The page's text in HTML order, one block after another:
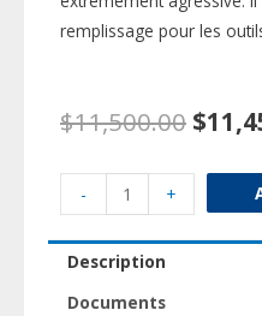
remplissage pour les
$11,500.00 $
- +
Description
Documents